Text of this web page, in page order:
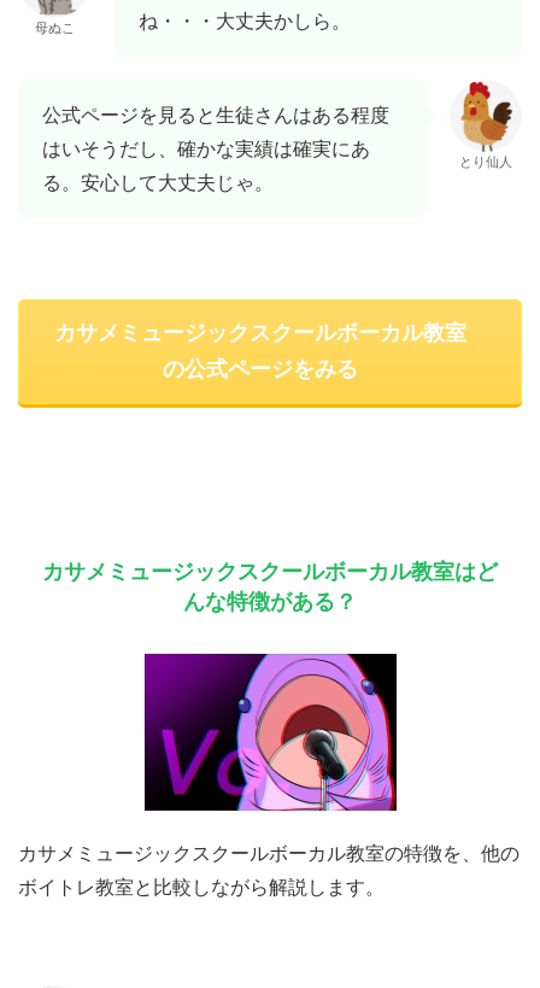
母ぬこ
ね・・・大丈夫かしら。
公式ページを見ると生徒さんはある程度
はいそうだし、確かな実績は確実にあ
る。安心して大丈夫じゃ。
とり仙人
カサメミュージックスクールボーカル教室
の公式ページをみる
カサメミュージックスクールボーカル教室はど
んな特徴がある？
カサメミュージックスクールボーカル教室の特徴を、他の
ボイトレ教室と比較しながら解説します。